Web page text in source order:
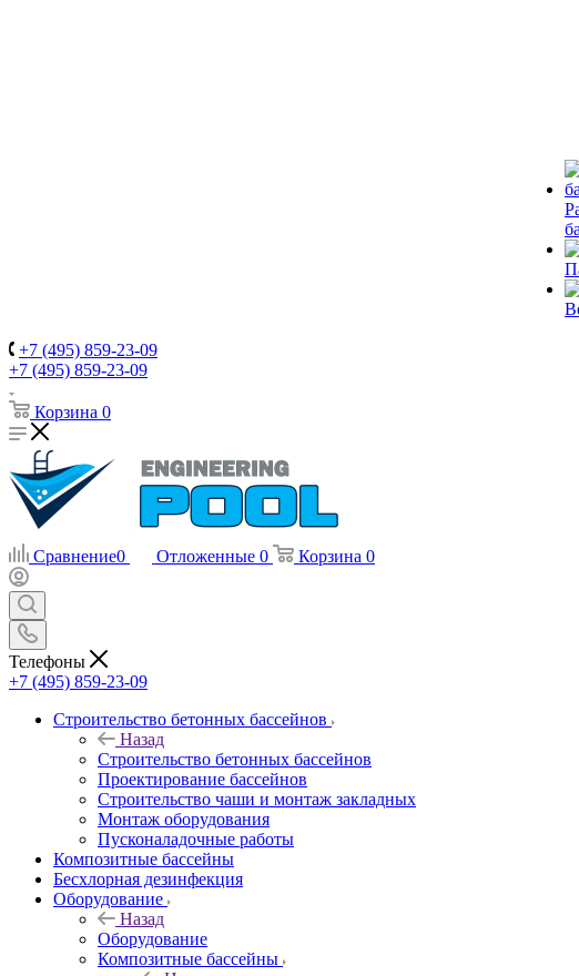
+7 (495) 859-23-09
+7 (495) 859-23-09
Корзина 0
Сравнение0 Отложенные 0 Корзина 0
Телефоны
+7 (495) 859-23-09
Строительство бетонных бассейнов
Назад
Строительство бетонных бассейнов
Проектирование бассейнов
Строительство чаши и монтаж закладных
Монтаж оборудования
Пусконаладочные работы
Композитные бассейны
Бесхлорная дезинфекция
Оборудование
Назад
Оборудование
Композитные бассейны